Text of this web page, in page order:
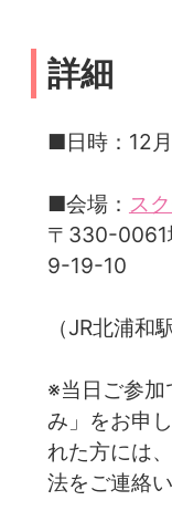
詳細
■日時：12
■会場： ス
〒330-0061
9-19-10
（JR北浦和
※当日ご参
み」をお申
れた方には
法をご連絡